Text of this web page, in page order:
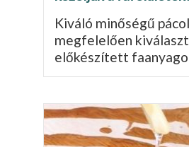
Kiváló minőségű
megfelelően
előkészített